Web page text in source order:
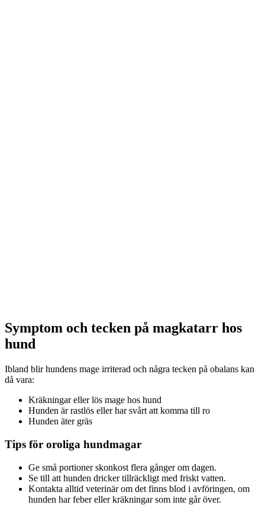
Symptom och tecken på magkatarr hos
hund
Ibland blir hundens mage irriterad och några tecken på obalans kan
då vara:
Kräkningar eller lös mage hos hund
Hunden är rastlös eller har svårt att komma till ro
Hunden äter gräs
Tips för oroliga hundmagar
Ge små portioner skonkost flera gånger om dagen.
Se till att hunden dricker tillräckligt med friskt vatten.
Kontakta alltid veterinär om det finns blod i avföringen, om
hunden har feber eller kräkningar som inte går över.